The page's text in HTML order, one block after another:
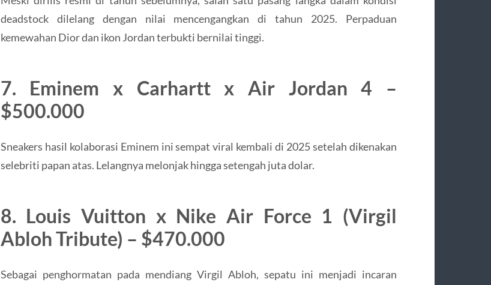
deadstock dilelang dengan nilai mencengangkan di tahun 2025. Perpaduan
kemewahan Dior dan ikon Jordan terbukti bernilai tinggi.
7. Eminem x Carhartt x Air Jordan 4 –
$500.000
Sneakers hasil kolaborasi Eminem ini sempat viral kembali di 2025 setelah dikenakan
selebriti papan atas. Lelangnya melonjak hingga setengah juta dolar.
8. Louis Vuitton x Nike Air Force 1 (Virgil
Abloh Tribute) – $470.000
Sebagai penghormatan pada mendiang Virgil Abloh, sepatu ini menjadi incaran